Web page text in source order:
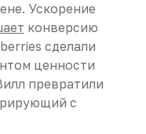
Ускорение
конверсию
сделали
ценности
превратили
с